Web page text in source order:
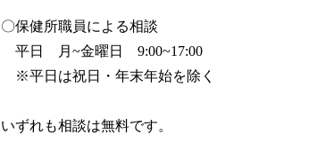
〇保健所職員による相談
平日 月~金曜日 9:00~17:00
※平日は祝日・年末年始を除く
いずれも相談は無料です。